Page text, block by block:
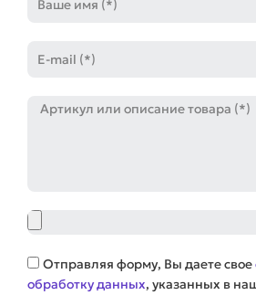
mail
Артикул
Файл
Соглашение
Отправляя форму, Вы даете свое
обработку данных, указанных в